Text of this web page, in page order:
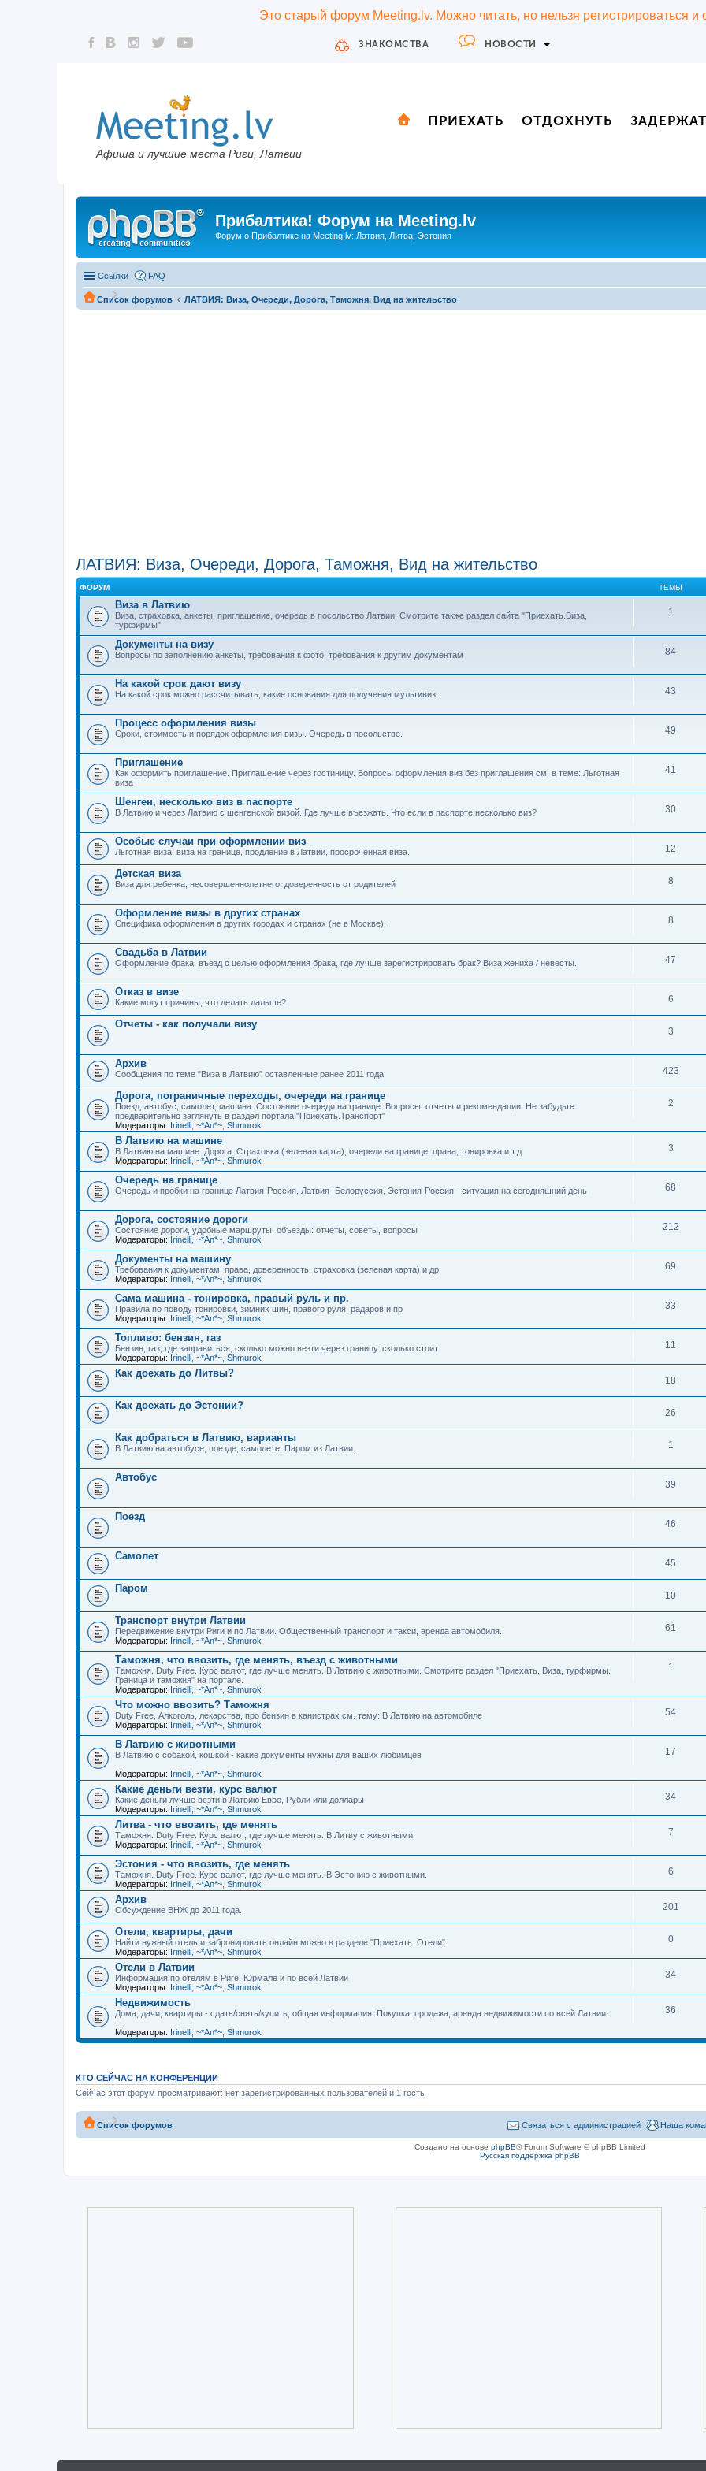
Это старый форум Meeting.lv. Можно читать, но нельзя регистрироваться и
ЗНАКОМСТВА НОВОСТИ
Афиша и лучшие места Риги, Латвии
ПРИЕХАТЬ ОТДОХНУТЬ
Прибалтика! Форум на Meeting.lv
Форум о Прибалтике на Meeting.lv: Латвия, Литва, Эстония
Ссылки FAQ
Список форумов ЛАТВИЯ: Виза, Очереди, Дорога, Таможня, Вид на жительство
ЛАТВИЯ: Виза, Очереди, Дорога, Таможня, Вид на жительство
ФОРУМ ТЕМЫ
Виза в Латвию
Виза, страховка, анкеты, приглашение, очередь в посольство Латвии. Смотрите также раздел сайта "Приехать.Виза,
турфирмы"
1
Документы на визу
Вопросы по заполнению анкеты, требования к фото, требования к другим документам 84
На какой срок дают визу
На какой срок можно рассчитывать, какие основания для получения мультивиз. 43
Процесс оформления визы
Сроки, стоимость и порядок оформления визы. Очередь в посольстве. 49
Приглашение
Как оформить приглашение. Приглашение через гостиницу. Вопросы оформления виз без приглашения см. в теме: Льготная
виза
41
Шенген, несколько виз в паспорте
В Латвию и через Латвию с шенгенской визой. Где лучше въезжать. Что если в паспорте несколько виз? 30
Особые случаи при оформлении виз
Льготная виза, виза на границе, продление в Латвии, просроченная виза. 12
Детская виза
Виза для ребенка, несовершеннолетнего, доверенность от родителей 8
Оформление визы в других странах
Специфика оформления в других городах и странах (не в Москве). 8
Свадьба в Латвии
Оформление брака, въезд с целью оформления брака, где лучше зарегистрировать брак? Виза жениха / невесты. 47
Отказ в визе
Какие могут причины, что делать дальше? 6
Отчеты - как получали визу
3
Архив
Сообщения по теме "Виза в Латвию" оставленные ранее 2011 года 423
Дорога, пограничные переходы, очереди на границе
Поезд, автобус, самолет, машина. Состояние очереди на границе. Вопросы, отчеты и рекомендации. Не забудьте
предварительно заглянуть в раздел портала "Приехать.Транспорт"
Модераторы: Irinelli ~*An*~ Shmurok
2
В Латвию на машине
В Латвию на машине. Дорога. Страховка (зеленая карта), очереди на границе, права, тонировка и т.д.
Модераторы: Irinelli ~*An*~ Shmurok
3
Очередь на границе
Очередь и пробки на границе Латвия-Россия, Латвия- Белоруссия, Эстония-Россия - ситуация на сегодняшний день 68
Дорога, состояние дороги
Состояние дороги, удобные маршруты, объезды: отчеты, советы, вопросы
Модераторы: Irinelli ~*An*~ Shmurok
212
Документы на машину
Требования к документам: права, доверенность, страховка (зеленая карта) и др.
Модераторы: Irinelli ~*An*~ Shmurok
69
Сама машина - тонировка, правый руль и пр.
Правила по поводу тонировки, зимних шин, правого руля, радаров и пр
Модераторы: Irinelli ~*An*~ Shmurok
33
Топливо: бензин, газ
Бензин, газ, где заправиться, сколько можно везти через границу. сколько стоит
Модераторы: Irinelli ~*An*~ Shmurok
11
Как доехать до Литвы?
18
Как доехать до Эстонии?
26
Как добраться в Латвию, варианты
В Латвию на автобусе, поезде, самолете. Паром из Латвии. 1
Автобус
39
Поезд
46
Самолет
45
Паром
10
Транспорт внутри Латвии
Передвижение внутри Риги и по Латвии. Общественный транспорт и такси, аренда автомобиля.
Модераторы: Irinelli ~*An*~ Shmurok
61
Таможня, что ввозить, где менять, въезд с животными
Таможня. Duty Free. Курс валют, где лучше менять. В Латвию с животными. Смотрите раздел "Приехать. Виза, турфирмы.
Граница и таможня" на портале.
Модераторы: Irinelli ~*An*~ Shmurok
1
Что можно ввозить? Таможня
Duty Free, Алкоголь, лекарства, про бензин в канистрах см. тему: В Латвию на автомобиле
Модераторы: Irinelli ~*An*~ Shmurok
54
В Латвию с животными
В Латвию с собакой, кошкой - какие документы нужны для ваших любимцев
Модераторы: Irinelli ~*An*~ Shmurok
17
Какие деньги везти, курс валют
Какие деньги лучше везти в Латвию Евро, Рубли или доллары
Модераторы: Irinelli ~*An*~ Shmurok
34
Литва - что ввозить, где менять
Таможня. Duty Free. Курс валют, где лучше менять. В Литву с животными.
Модераторы: Irinelli ~*An*~ Shmurok
7
Эстония - что ввозить, где менять
Таможня. Duty Free. Курс валют, где лучше менять. В Эстонию с животными.
Модераторы: Irinelli ~*An*~ Shmurok
6
Архив
Обсуждение ВНЖ до 2011 года. 201
Отели, квартиры, дачи
Найти нужный отель и забронировать онлайн можно в разделе "Приехать. Отели".
Модераторы: Irinelli ~*An*~ Shmurok
0
Отели в Латвии
Информация по отелям в Риге, Юрмале и по всей Латвии
Модераторы: Irinelli ~*An*~ Shmurok
34
Недвижимость
Дома, дачи, квартиры - сдать/снять/купить, общая информация. Покупка, продажа, аренда недвижимости по всей Латвии.
Модераторы: Irinelli ~*An*~ Shmurok
36
КТО СЕЙЧАС НА КОНФЕРЕНЦИИ
Сейчас этот форум просматривают: нет зарегистрированных пользователей и 1 гость
Список форумов Наша
Связаться с администрацией
Создано на основе phpBB® Forum Software © phpBB Limited
Русская поддержка phpBB